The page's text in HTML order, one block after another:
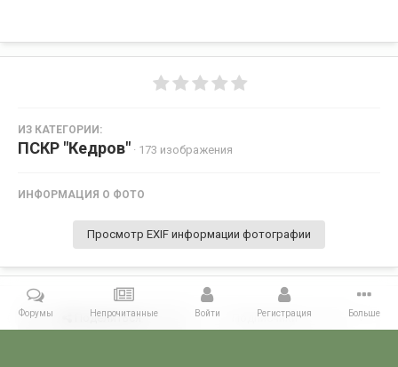
ИЗ КАТЕГОРИИ:
ПСКР "Кедров" · 173 изображения
ИНФОРМАЦИЯ О ФОТО
Просмотр EXIF информации фотографии
Поделиться Подписчики 0
Форумы Непрочитанные Войти Регистрация Больше